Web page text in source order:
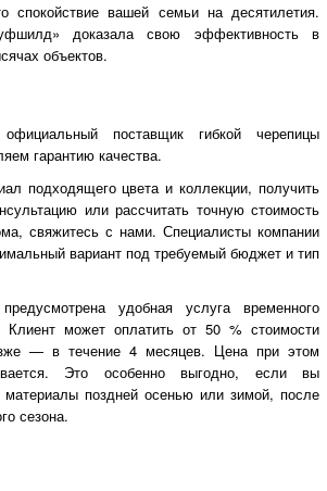
вашей семьи на десятилетия.
доказала свою эффективность в
объектов.
поставщик гибкой черепицы
гарантию качества.
подходящего цвета и коллекции, получить
или рассчитать точную стоимость
свяжитесь с нами. Специалисты компании
вариант под требуемый бюджет и тип
удобная услуга временного
Клиент может оплатить от 50 % стоимости
— в течение 4 месяцев. Цена при этом
Это особенно выгодно, если вы
материалы поздней осенью или зимой, после
сезона.